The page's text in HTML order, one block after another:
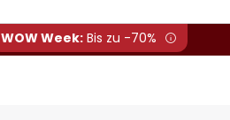
WOW Week: Bis zu -70%